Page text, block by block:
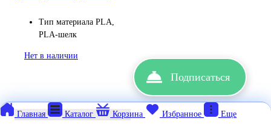
Тип материала PLA,
PLA-шелк
Нет в наличии
Главная Каталог Корзина Избранное Еще
Подписаться